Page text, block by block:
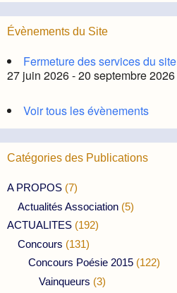
Évènements du Site
Fermeture des services du site
27 juin 2026 - 20 septembre 2026
Voir tous les évènements
Catégories des Publications
A PROPOS (7)
Actualités Association (5)
ACTUALITES (192)
Concours (131)
Concours Poésie 2015 (122)
Vainqueurs (3)